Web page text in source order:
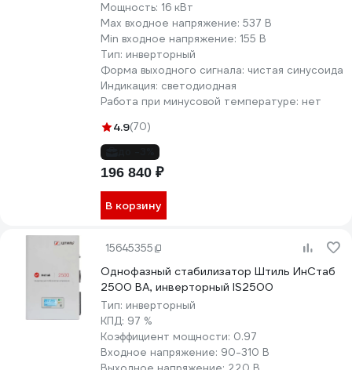
Мощность: 16 кВт
Max входное напряжение: 537 В
Min входное напряжение: 155 В
Тип: инверторный
Форма выходного сигнала: чистая синусоида
Индикация: светодиодная
Работа при минусовой температуре: нет
4.9(70)
196 840 ₽
В корзину
15645355
Однофазный стабилизатор Штиль ИнСтаб
2500 ВА, инверторный IS2500
Тип: инверторный
КПД: 97 %
Коэффициент мощности: 0.97
Входное напряжение: 90-310 В